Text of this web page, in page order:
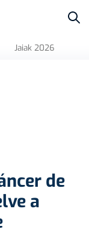
Jaiak 2026
de
a